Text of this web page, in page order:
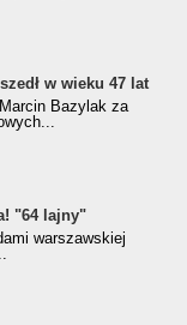
w wieku 47 lat
Bazylak za
"64 lajny"
warszawskiej